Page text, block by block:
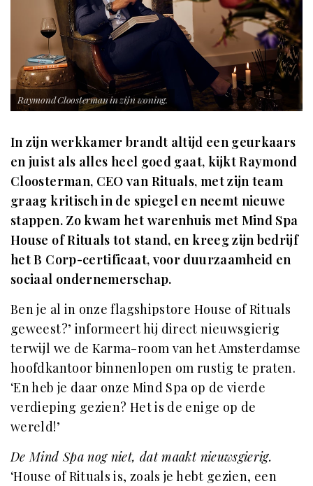
Raymond Cloosterman in zijn woning.
In zijn werkkamer brandt altijd een geurkaars
en juist als alles heel goed gaat, kijkt Raymond
Cloosterman, CEO van Rituals, met zijn team
graag kritisch in de spiegel en neemt nieuwe
stappen. Zo kwam het warenhuis met Mind Spa
House of Rituals tot stand, en kreeg zijn bedrijf
het B Corp-certificaat, voor duurzaamheid en
sociaal ondernemerschap.
Ben je al in onze flagshipstore House of Rituals
geweest?’ informeert hij direct nieuwsgierig
terwijl we de Karma-room van het Amsterdamse
hoofdkantoor binnenlopen om rustig te praten.
‘En heb je daar onze Mind Spa op de vierde
verdieping gezien? Het is de enige op de
wereld!’
De Mind Spa nog niet, dat maakt nieuwsgierig.
‘House of Rituals is, zoals je hebt gezien, een